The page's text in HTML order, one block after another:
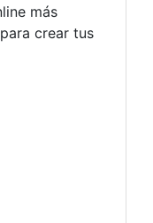
más
crear tus